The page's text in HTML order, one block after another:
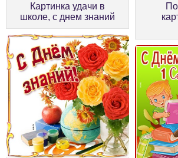
Картинка удачи в
школе, с днем знаний